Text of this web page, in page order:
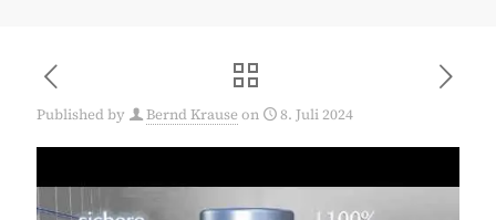
Published by Bernd Krause on 8. Juli 2024